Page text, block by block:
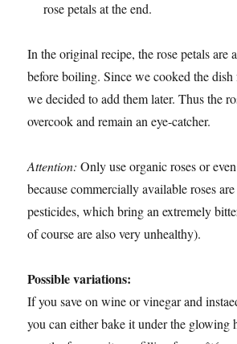
rose petals at the end.
In the original recipe, the rose petals are
before boiling. Since we cooked the dish
we decided to add them later. Thus the
overcook and remain an eye-catcher.
Attention: Only use organic roses or
because commercially available roses
pesticides, which bring an extremely
of course are also very unhealthy).
Possible variations:
If you save on wine or vinegar and
you can either bake it under the glowing